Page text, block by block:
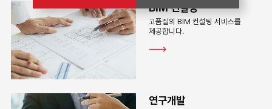
BIM 컨설팅
고품질의 BIM 컨설팅 서비스를
제공합니다.
연구개발